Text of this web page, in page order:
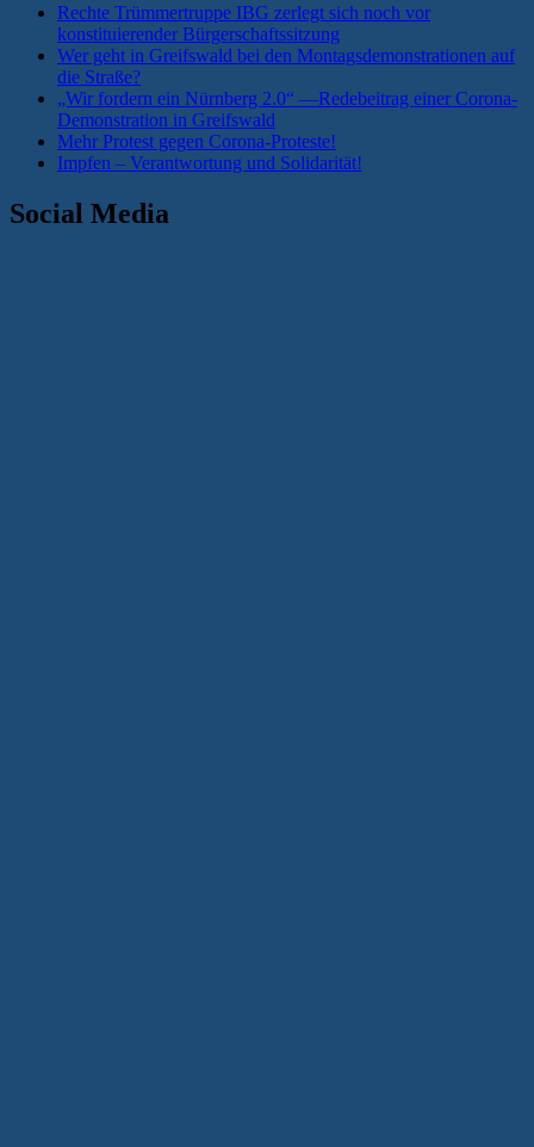
Rechte Trümmertruppe IBG zerlegt sich noch vor
konstituierender Bürgerschaftssitzung
Wer geht in Greifswald bei den Montagsdemonstrationen auf
die Straße?
„Wir fordern ein Nürnberg 2.0“ —Redebeitrag einer Corona-
Demonstration in Greifswald
Mehr Protest gegen Corona-Proteste!
Impfen – Verantwortung und Solidarität!
Social Media